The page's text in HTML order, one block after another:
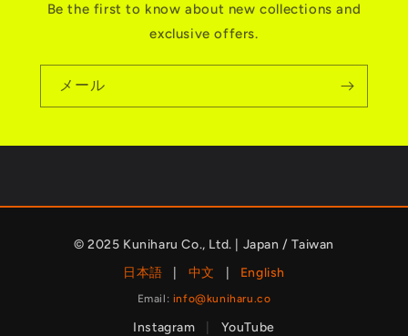
Be the first to know about new collections and
exclusive offers.
メール
© 2025 Kuniharu Co., Ltd. | Japan / Taiwan
日本語
中文 English
Email: info@kuniharu.co
Instagram YouTube